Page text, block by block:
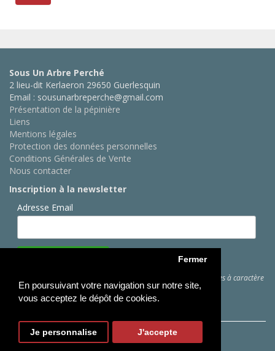
En poursuivant votre navigation sur notre site,
vous acceptez le dépôt de cookies.
Fermer
Je personnalise J'accepte
Sous Un Arbre Perché
2 lieu-dit Kerlaeron 29650 Guerlesquin
Email : sousunarbreperche@gmail.com
Présentation de la pépinière
Liens
Mentions légales
Protection des données personnelles
Conditions Générales de Vente
Nous contacter
Inscription à la newsletter
Adresse Email
pour des informations sur les traitements de données à caractère
personnel
Copyright © Sous Un Arbre Perché